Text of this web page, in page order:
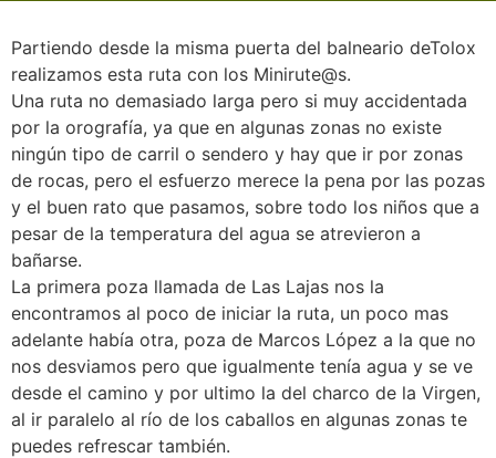
Partiendo desde la misma puerta del balneario deTolox
realizamos esta ruta con los Minirute@s.
Una ruta no demasiado larga pero si muy accidentada
por la orografía, ya que en algunas zonas no existe
ningún tipo de carril o sendero y hay que ir por zonas
de rocas, pero el esfuerzo merece la pena por las pozas
y el buen rato que pasamos, sobre todo los niños que a
pesar de la temperatura del agua se atrevieron a
bañarse.
La primera poza llamada de Las Lajas nos la
encontramos al poco de iniciar la ruta, un poco mas
adelante había otra, poza de Marcos López a la que no
nos desviamos pero que igualmente tenía agua y se ve
desde el camino y por ultimo la del charco de la Virgen,
al ir paralelo al río de los caballos en algunas zonas te
puedes refrescar también.